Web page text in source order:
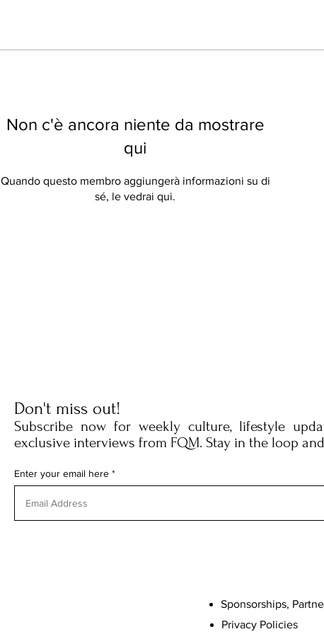
Non c'è ancora niente da mostrare
qui
Quando questo membro aggiungerà informazioni su di
sé, le vedrai qui.
Don't miss out!
Subscribe now for weekly culture, lifestyle
exclusive interviews from FQM. Stay in the loop
Enter your email here
Sponsorships,
Privacy Policies